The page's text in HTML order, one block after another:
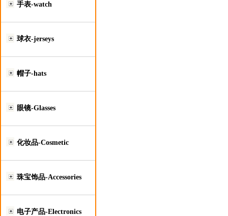
手表-watch
球衣-jerseys
帽子-hats
眼镜-Glasses
化妆品-Cosmetic
珠宝饰品-Accessories
电子产品-Electronics